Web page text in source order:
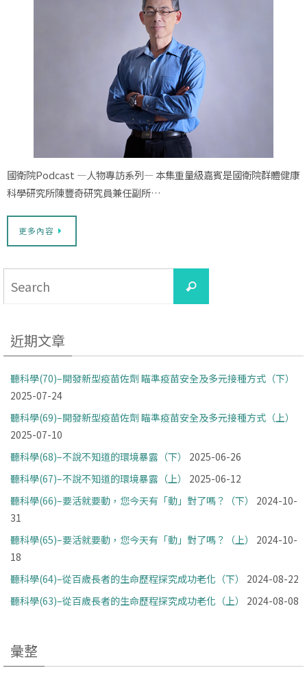
國衛院Podcast —人物專訪系列— 本集重量級嘉賓是國衛院群體健康
科學研究所陳豐奇研究員兼任副所…
更多內容
Search
近期文章
聽科學(70)–開發新型疫苗佐劑 瞄準疫苗安全及多元接種方式（下）
2025-07-24
聽科學(69)–開發新型疫苗佐劑 瞄準疫苗安全及多元接種方式（上）
2025-07-10
聽科學(68)–不說不知道的環境暴露（下）
2025-06-26
聽科學(67)–不說不知道的環境暴露（上）
2025-06-12
聽科學(66)–要活就要動，您今天有「動」對了嗎？（下）
2024-10-
31
聽科學(65)–要活就要動，您今天有「動」對了嗎？（上）
2024-10-
18
聽科學(64)–從百歲長者的生命歷程探究成功老化（下）
2024-08-22
聽科學(63)–從百歲長者的生命歷程探究成功老化（上）
2024-08-08
彙整